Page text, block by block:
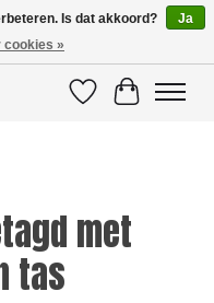
VerlanglijstWinkelwagen
met
tas
Is dat akkoord?
Ja
cookies »